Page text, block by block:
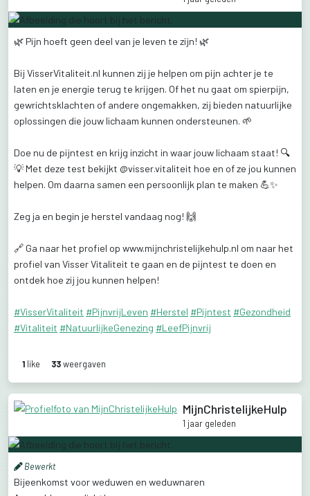
🌿 Pijn hoeft geen deel van je leven te zijn! 🌿
Bij VisserVitaliteit.nl kunnen zij je helpen om pijn achter je te
laten en je energie terug te krijgen. Of het nu gaat om spierpijn,
gewrichtsklachten of andere ongemakken, zij bieden natuurlijke
oplossingen die jouw lichaam kunnen ondersteunen. 🌱
Doe nu de pijntest en krijg inzicht in waar jouw lichaam staat! 🔍
💡Met deze test bekijkt @visser.vitaliteit hoe en ofze jou kunnen
helpen. Om daarna samen een persoonlijk plan te maken 💪✨
Zeg ja en begin je herstel vandaag nog! 🙌
🔗 Ga naar het profiel op www.mijnchristelijkehulp.nl om naar het
profiel van VisserVitaliteit te gaan en de pijntest te doen en
ontdek hoe zij jou kunnen helpen!
#VisserVitaliteit #PijnvrijLeven #Herstel #Pijntest #Gezondheid
#Vitaliteit #NatuurlijkeGenezing #LeefPijnvrij
1like 33weergaven
MijnChristelijkeHulp
1 jaar geleden
Bewerkt
Bijeenkomst voorweduwen en weduwnaren